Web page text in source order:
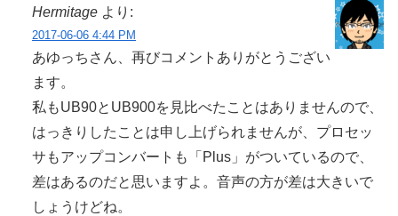
Hermitage より:
2017-06-06 4:44 PM
あゆっちさん、再びコメントありがとうござい
ます。
私もUB90とUB900を見比べたことはありませんので、
はっきりしたことは申し上げられませんが、プロセッ
サもアップコンバートも「Plus」がついているので、
差はあるのだと思いますよ。音声の方が差は大きいで
しょうけどね。